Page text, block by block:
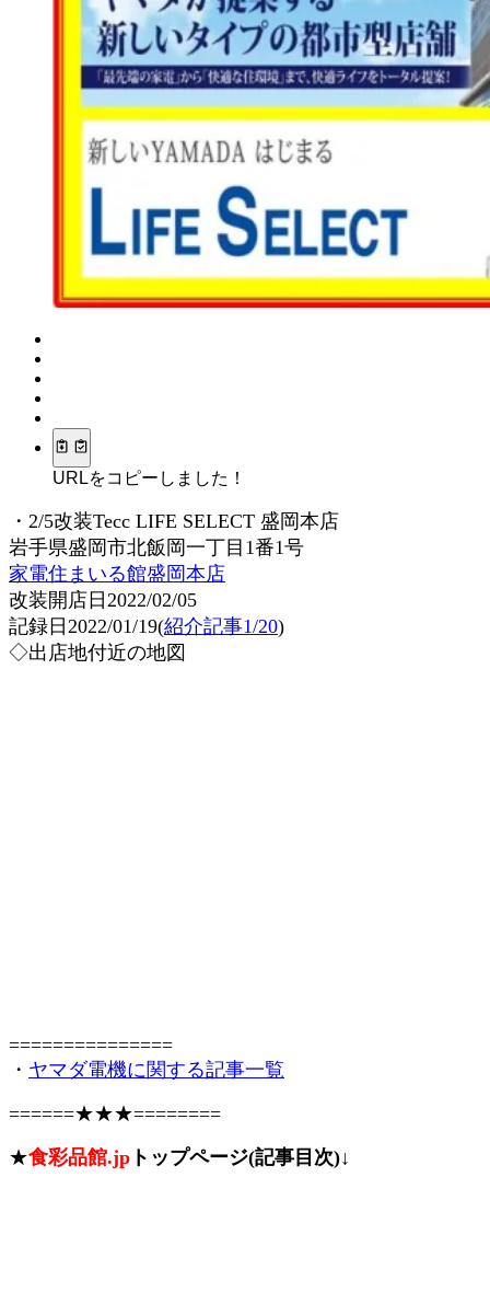
URLをコピーしました！
・2/5改装Tecc LIFE SELECT 盛岡本店
岩手県盛岡市北飯岡一丁目1番1号
家電住まいる館盛岡本店
改装開店日2022/02/05
記録日2022/01/19(紹介記事1/20)
◇出店地付近の地図
===============
・ ヤマダ電機に関する記事一覧
======★★★========
★食彩品館.jp トップページ(記事目次)↓